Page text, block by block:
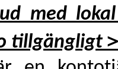
med
tillgängligt